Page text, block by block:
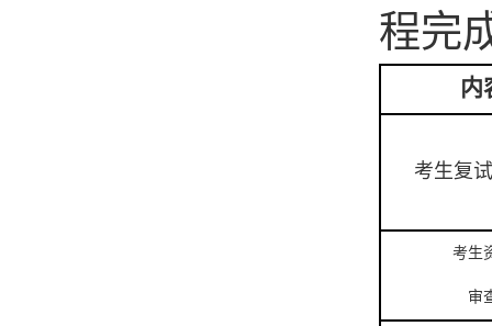
程完
内
考生复
考生
审